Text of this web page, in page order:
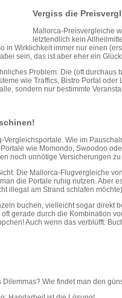
Vergiss die
Mallorca-Preisvergleiche
letztendlich kein
in Wirklichkeit immer nur einen
sein, das ist aber eher ein
Problem: Die (oft durchaus
wie Traffics, Bistro Portal
sondern nur bestimmte
Vergleichsportale. Wie im
wie Momondo, Swoodoo
noch unnötige Versicherungen
Die Mallorca-Flugvergleiche
die Portale ruhig nutzen. Aber
illegal am Strand schlafen
buchen, vielleicht sogar direkt
gerade durch die Kombination
Auch wenn das verblüfft:
Wie findet man den